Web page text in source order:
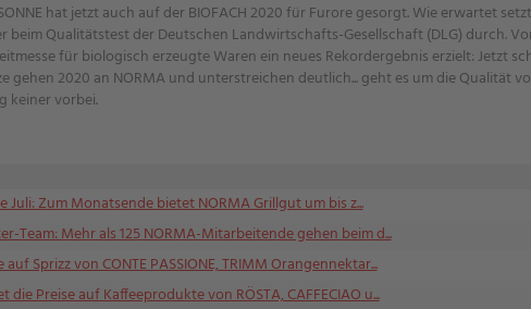
hat jetzt auch auf der BIOFACH 2020 für Furore gesorgt. Wie erwartet
beim Qualitätstest der Deutschen Landwirtschafts-Gesellschaft (DLG) durch.
für biologisch erzeugte Waren ein neues Rekordergebnis erzielt: Jetzt
gehen 2020 an NORMA und unterstreichen deutlich... geht es um die Qualität
keiner vorbei.
Zum Monatsende bietet NORMA Grillgut um bis z...
Team: Mehr als 125 NORMA-Mitarbeitende gehen beim d...
Sprizz von CONTE PASSIONE, TRIMM Orangennektar...
Preise auf Kaffeeprodukte von RÖSTA, CAFFECIAO u...